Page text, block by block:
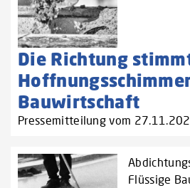
Die Richtung
Bauwirtschaft
Pressemitteilung vom
Flüssige